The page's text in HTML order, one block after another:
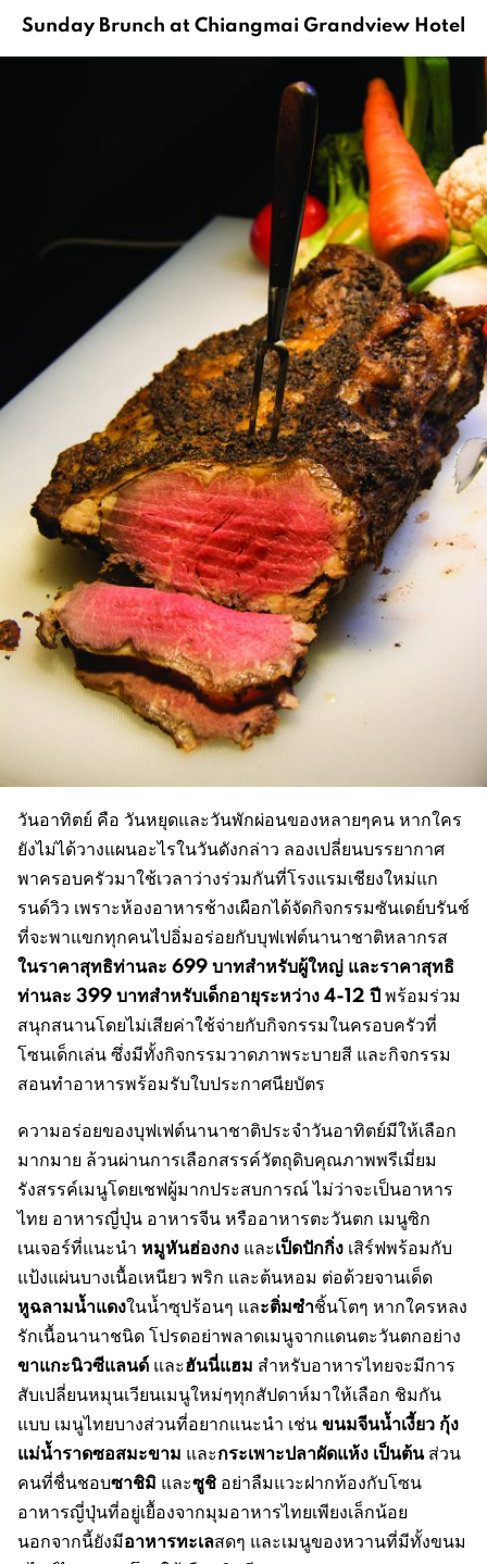
Sunday Brunch at Chiangmai Grandview Hotel
วันอาทิตย์ คือ วันหยุดและวันพักผ่อนของหลายๆคน หากใคร
ยังไม่ได้วางแผนอะไรในวันดังกล่าว ลองเปลี่ยนบรรยากาศ
พาครอบครัวมาใช้เวลาว่างร่วมกันที่โรงแรมเชียงใหม่แก
รนด์วิว เพราะห้องอาหารช้างเผือกได้จัดกิจกรรมซันเดย์บรันช์
ที่จะพาแขกทุกคนไปอิ่มอร่อยกับบุฟเฟต์นานาชาติหลากรส
ในราคาสุทธิท่านละ 699บาทสำหรับผู้ใหญ่ และราคาสุทธิ
ท่านละ 399บาทสำหรับเด็กอายุระหว่าง4-12 ปีพร้อมร่วม
สนุกสนานโดยไม่เสียค่าใช้จ่ายกับกิจกรรมในครอบครัวที่
โซนเด็กเล่น ซึ่งมีทั้งกิจกรรมวาดภาพระบายสี และกิจกรรม
สอนทำอาหารพร้อมรับใบประกาศนียบัตร
ความอร่อยของบุฟเฟต์นานาชาติประจำวันอาทิตย์มีให้เลือก
มากมาย ล้วนผ่านการเลือกสรรค์วัตถุดิบคุณภาพพรีเมี่ยม
รังสรรค์เมนูโดยเชฟผู้มากประสบการณ์ ไม่ว่าจะเป็นอาหาร
ไทย อาหารญี่ปุ่น อาหารจีน หรืออาหารตะวันตก เมนูซิก
เนเจอร์ที่แนะนำ หมูหันฮ่องกง และเป็ดปักกิ่ง เสิร์ฟพร้อมกับ
แป้งแผ่นบางเนื้อเหนียว พริก และต้นหอม ต่อด้วยจานเด็ด
หูฉลามน้ำแดงในน้ำซุปร้อนๆ และติ่มซำชิ้นโตๆ หากใครหลง
รักเนื้อนานาชนิด โปรดอย่าพลาดเมนูจากแดนตะวันตกอย่าง
ขาแกะนิวซีแลนด์ และฮันนี่แฮม สำหรับอาหารไทยจะมีการ
สับเปลี่ยนหมุนเวียนเมนูใหม่ๆทุกสัปดาห์มาให้เลือก ชิมกัน
แบบ เมนูไทยบางส่วนที่อยากแนะนำ เช่นขนมจีนน้ำเงี้ยว กุ้ง
แม่น้ำราดซอสมะขาม และกระเพาะปลาผัดแห้ง เป็นต้นส่วน
คนที่ชื่นชอบซาชิมิ และซูชิ อย่าลืมแวะฝากท้องกับโซน
อาหารญี่ปุ่นที่อยู่เยื้องจากมุมอาหารไทยเพียงเล็กน้อย
นอกจากนี้ยังมีอาหารทะเลสดๆ และเมนูของหวานที่มีทั้งขนม